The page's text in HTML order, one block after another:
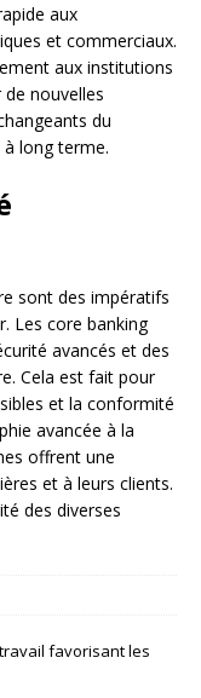
aux
et commerciaux.
aux institutions
nouvelles
du
long terme.
sont des impératifs
Les core banking
avancés et des
Cela est fait pour
et la conformité
avancée à la
offrent une
et à leurs clients.
des diverses
favorisant les